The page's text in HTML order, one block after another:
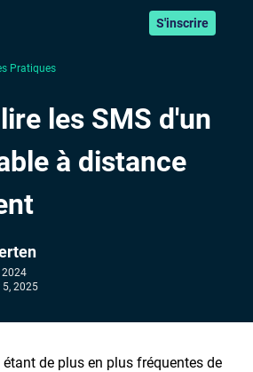
S'inscrire
Pratiques
les SMS d'un
à distance
2024
5, 2025
de plus en plus fréquentes de